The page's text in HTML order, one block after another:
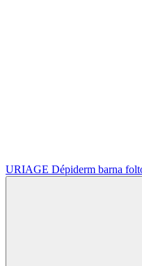
URIAGE Dépiderm barna